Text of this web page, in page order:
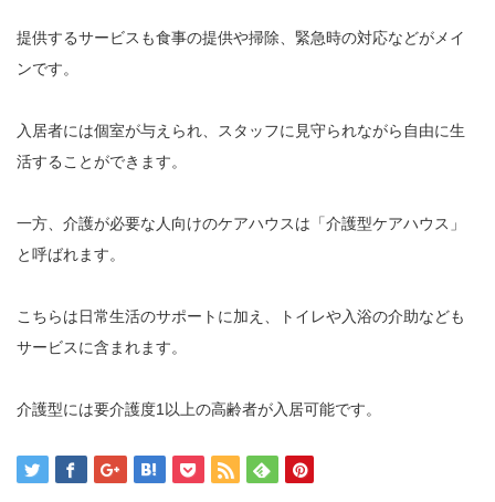
提供するサービスも食事の提供や掃除、緊急時の対応などがメイ
ンです。
入居者には個室が与えられ、スタッフに見守られながら自由に生
活することができます。
一方、介護が必要な人向けのケアハウスは「介護型ケアハウス」
と呼ばれます。
こちらは日常生活のサポートに加え、トイレや入浴の介助なども
サービスに含まれます。
介護型には要介護度1以上の高齢者が入居可能です。